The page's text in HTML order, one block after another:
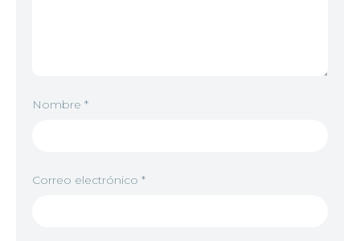
Nombre *
Correo electrónico *